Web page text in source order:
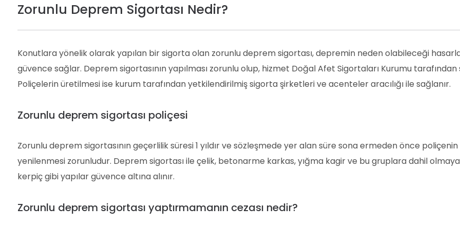
Zorunlu Deprem Sigortası Nedir?
Konutlara yönelik olarak yapılan bir sigorta olan zorunlu deprem sigortası, depremin neden olabileceği
güvence sağlar. Deprem sigortasının yapılması zorunlu olup, hizmet Doğal Afet Sigortaları Kurumu tarafından
Poliçelerin üretilmesi ise kurum tarafından yetkilendirilmiş sigorta şirketleri ve acenteler aracılığı ile sağlanır.
Zorunlu deprem sigortası poliçesi
Zorunlu deprem sigortasının geçerlilik süresi 1 yıldır ve sözleşmede yer alan süre sona ermeden önce poliçenin
yenilenmesi zorunludur. Deprem sigortası ile çelik, betonarme karkas, yığma kagir ve bu gruplara dahil
kerpiç gibi yapılar güvence altına alınır.
Zorunlu deprem sigortası yaptırmamanın cezası nedir?